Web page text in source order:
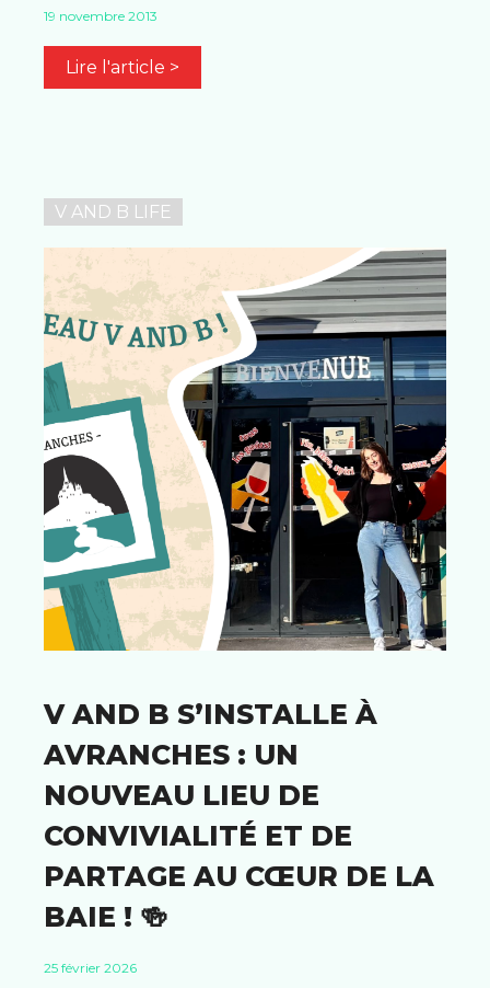
19 novembre 2013
Lire l'article >
V AND B LIFE
V AND B S’INSTALLE À
AVRANCHES : UN
NOUVEAU LIEU DE
CONVIVIALITÉ ET DE
PARTAGE AU CŒUR DE LA
BAIE ! 🍻
25 février 2026